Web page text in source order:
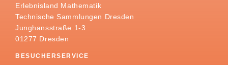
Erlebnisland Mathematik
Technische Sammlungen Dresden
Junghansstraße 1-3
01277 Dresden
BESUCHERSERVICE